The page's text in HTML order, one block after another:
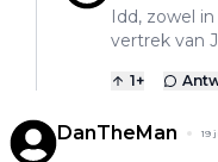
Idd, zowel
vertrek van
1+
DanTheMan 19